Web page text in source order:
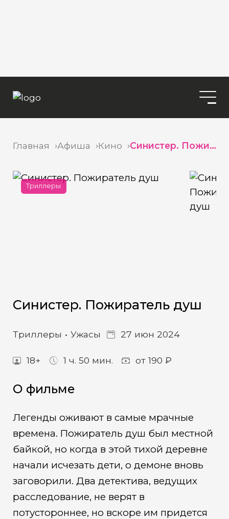
Главная Афиша Кино Синистер. Пожиратель душ
Триллеры
Синистер. Пожиратель душ
Триллеры Ужасы 27 июн 2024
18+ 1 ч. 50 мин. от 190 ₽
О фильме
Легенды оживают в самые мрачные
времена. Пожиратель душ был местной
байкой, но когда в этой тихой деревне
начали исчезать дети, о демоне вновь
заговорили. Два детектива, ведущих
расследование, не верят в
потустороннее, но вскоре им придется